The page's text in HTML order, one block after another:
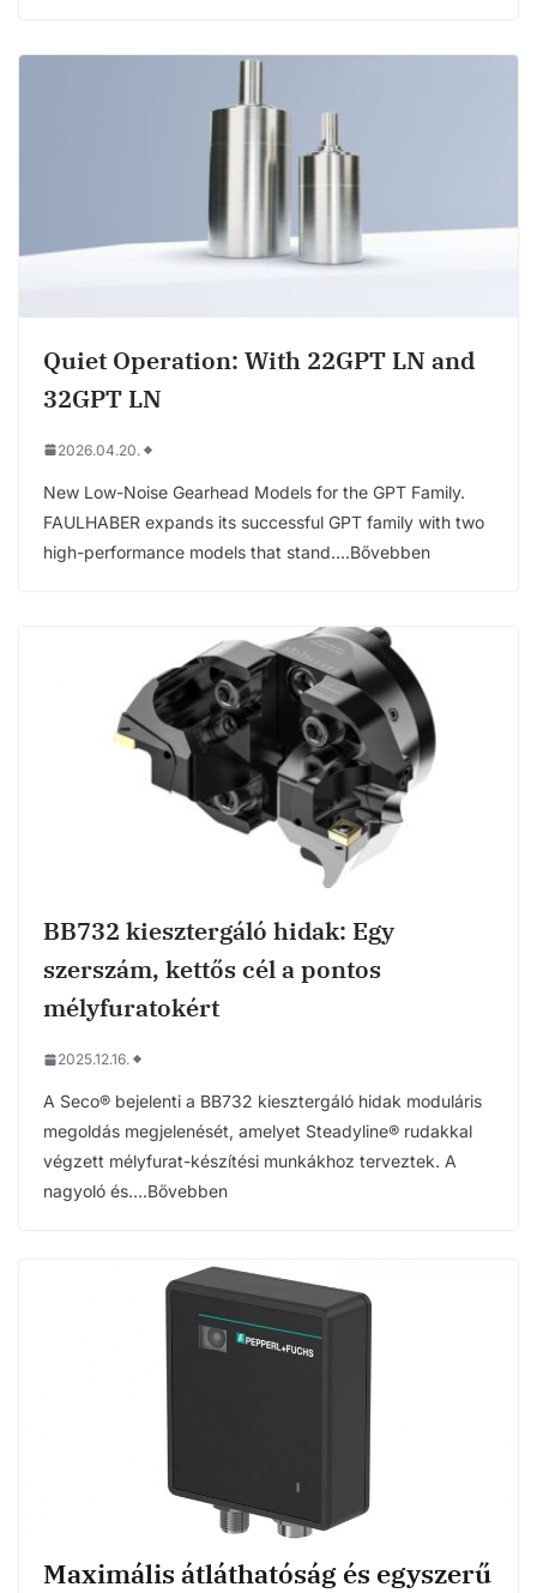
Quiet Operation: With 22GPT LN and
32GPT LN
2026.04.20.
New Low-Noise Gearhead Models for the GPT Family.
FAULHABER expands its successful GPT family with two
high-performance models that stand….Bővebben
BB732 kiesztergáló hidak: Egy
szerszám, kettős cél a pontos
mélyfuratokért
2025.12.16.
A Seco® bejelenti a BB732 kiesztergáló hidak moduláris
megoldás megjelenését, amelyet Steadyline® rudakkal
végzett mélyfurat-készítési munkákhoz terveztek. A
nagyoló és….Bővebben
Maximális átláthatóság és egyszerű